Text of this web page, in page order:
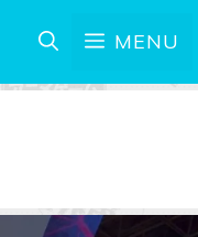
MENU